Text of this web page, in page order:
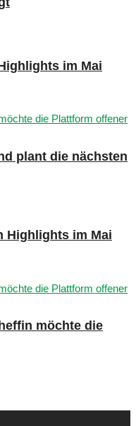
im Mai
plant die nächsten
Highlights im Mai
möchte die